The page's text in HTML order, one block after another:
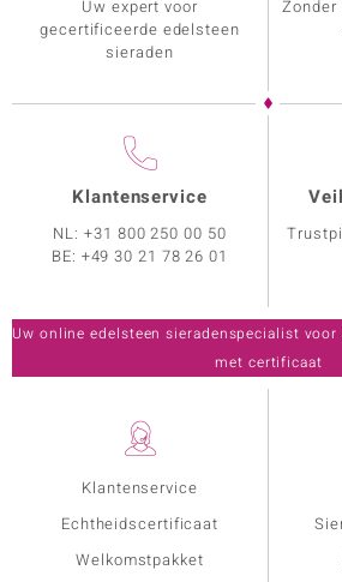
Klantenservice
Echtheidscertificaat
Welkomstpakket
Uw expert voor
gecertificeerde edelsteen
sieraden
Klantenservice
NL:+31 800 250 00 50
BE: +49 30 21 78 26 01
Uw online edelsteen sieradenspecialist
met certificaat